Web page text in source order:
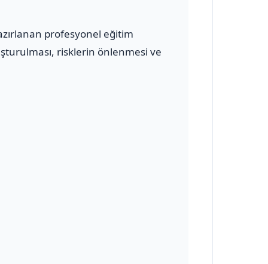
profesyonel eğitim
risklerin önlenmesi ve